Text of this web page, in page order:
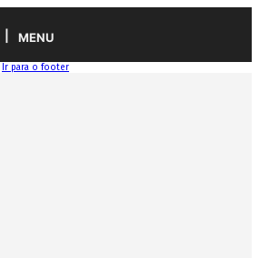
MENU
Ir para o footer